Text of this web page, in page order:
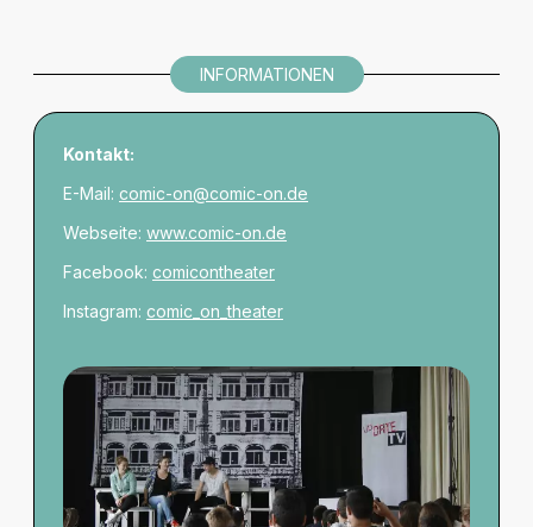
INFORMATIONEN
Kontakt:
E-Mail: comic-on@comic-on.de
Webseite: www.comic-on.de
Facebook: comicontheater
Instagram: comic_on_theater